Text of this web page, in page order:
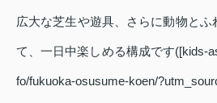
広大な芝生や遊具、さらに動物と
て、一日中楽しめる構成です([kids-
fo/fukuoka-osusume-koen/